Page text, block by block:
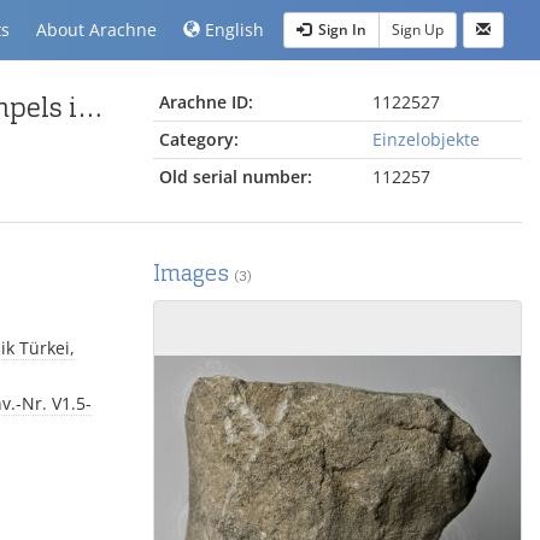
About Arachne English Sign In Sign Up
Fragment vom Altar des Artemis-Leukophryene-Tempels in Magnesia am Mäander Arachne ID:
1122527
Category:
Einzelobjekte
Old serial number:
112257
Türkei,
Nr. V1.5-
Images (3)